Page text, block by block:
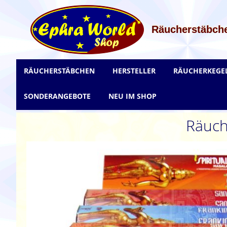
Inhalt
springen
RÄUCHERSTÄBCHEN HERSTELLER
SONDERANGEBOTE NEU IM SHOP